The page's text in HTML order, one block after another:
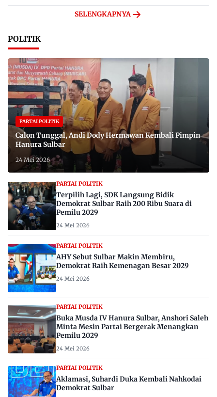
SELENGKAPNYA
POLITIK
PARTAI POLITIK
Calon Tunggal, Andi Dody Hermawan Kembali Pimpin
Hanura Sulbar
24 Mei 2026
PARTAI POLITIK
Terpilih Lagi, SDK Langsung Bidik
Demokrat Sulbar Raih 200 Ribu Suara di
Pemilu 2029
24 Mei 2026
PARTAI POLITIK
AHY Sebut Sulbar Makin Membiru,
Demokrat Raih Kemenagan Besar 2029
24 Mei 2026
PARTAI POLITIK
Buka Musda IV Hanura Sulbar, Anshori Saleh
Minta Mesin Partai Bergerak Menangkan
Pemilu 2029
24 Mei 2026
PARTAI POLITIK
Aklamasi, Suhardi Duka Kembali Nahkodai
Demokrat Sulbar